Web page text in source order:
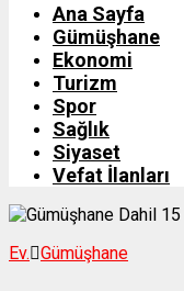
Ana Sayfa
Gümüşhane
Ekonomi
Turizm
Spor
Sağlık
Siyaset
Vefat İlanları
Ev. Gümüşhane